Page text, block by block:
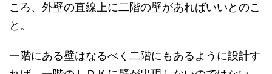
ころ、外壁の直線上に二階の壁があればいいとのこ
と。
一階にある壁はなるべく二階にもあるように設計す